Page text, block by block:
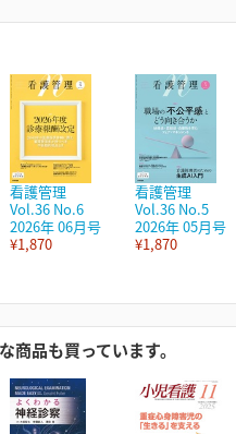
看護管理
Vol.36 No.6
2026年 06月号
¥1,870
看護管理
Vol.36 No.5
2026年 05月号
¥1,870
商品も買っています。